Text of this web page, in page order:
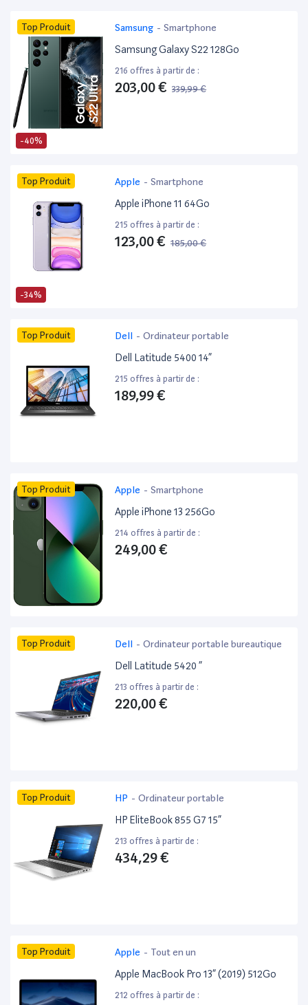
-40%
Top Produit Samsung - Smartphone
Samsung Galaxy S22 128Go
216 offres à partir de :
203,00 € 339,99 €
-34%
Top Produit Apple - Smartphone
Apple iPhone 11 64Go
215 offres à partir de :
123,00 € 185,00 €
Top Produit Dell - Ordinateur portable
Dell Latitude 5400 14”
215 offres à partir de :
189,99 €
Top Produit Apple - Smartphone
Apple iPhone 13 256Go
214 offres à partir de :
249,00 €
Top Produit Dell - Ordinateur portable bureautique
Dell Latitude 5420 ”
213 offres à partir de :
220,00 €
Top Produit HP - Ordinateur portable
HP EliteBook 855 G7 15”
213 offres à partir de :
434,29 €
Top Produit Apple - Tout en un
Apple MacBook Pro 13” (2019) 512Go
212 offres à partir de :